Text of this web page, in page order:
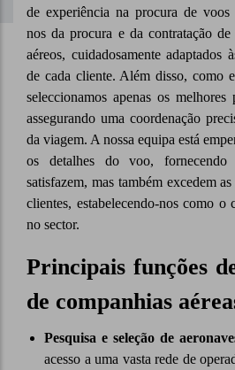
de experiência na procura de voos
nos da procura e da contratação
aéreos, cuidadosamente adaptados
de cada cliente. Além disso, como
seleccionamos apenas os melhores
assegurando uma coordenação
da viagem. A nossa equipa está
os detalhes do voo,
satisfazem, mas também excedem
clientes, estabelecendo-nos como o
no sector.
Principais funções
de companhias
Pesquisa e seleção de
acesso a uma vasta rede de